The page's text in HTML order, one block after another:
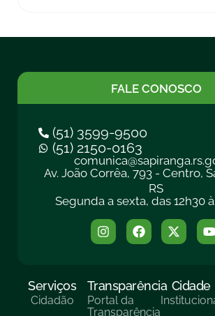
FALE CONOSCO
(51) 3599-9500
(51) 2150-0163
Av. João Corrêa, 793 - Centro,
RS
Segunda a sexta, das 12h30
Serviços
Cidadão
Transparência
Portal da
Transparência
Cidade